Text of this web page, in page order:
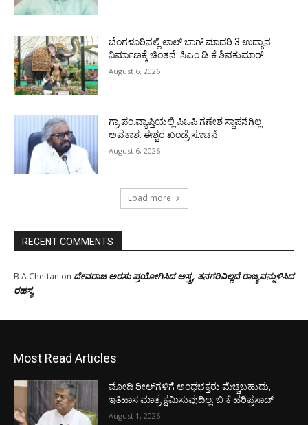
ಬೆಂಗಳೂರಿನಲ್ಲಿ ಲಾಲ್ ಬಾಗ್ ಮಾದರಿ 3 ಉದ್ಯಾನ
ನಿರ್ಮಾಣಕ್ಕೆ ಚಿಂತನೆ: ಸಿಎಂ ಡಿ ಕೆ ಶಿವಕುಮಾರ್
August 6, 2026
ಗ್ರಾ.ಪಂ.ವ್ಯಾಪ್ತಿಯಲ್ಲಿ ಪಿಒಪಿ ಗಣೇಶ ಸ್ಥಾಪನೆಗಿಲ್ಲ
ಅವಕಾಶ: ಈಶ್ವರ ಖಂಡ್ರೆ ಸೂಚನೆ
August 6, 2026
Load more
RECENT COMMENTS
B A Chettan on ದೇವರಾಜ ಅರಸು ಪ್ರಯೋಗಿಸಿದ ಅಸ್ತ್ರ, ತನಗರಿವಿಲ್ಲದೆ ರಾಜ್ಯವನ್ನುಳಿಸಿದ
ರಹಸ್ಯ
Most Read Articles
ಮೋದಿ ರೀಲ್‌ಗಳಿಗೆ ಅಂಧಭಕ್ತರು ಮೆಚ್ಚಬಹುದು,
ಇತಿಹಾಸ ಮಾತ್ರ ಕ್ಷಮಿಸುವುದಿಲ್ಲ: ಬಿ ಕೆ ಹರಿಪ್ರಸಾದ್
August 1, 2026